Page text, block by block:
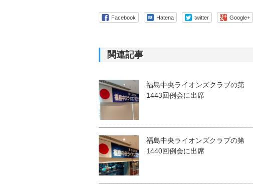
Facebook Hatena twitter Google+
関連記事
福島中央ライオンズクラブの第
1443回例会に出席
福島中央ライオンズクラブの第
1440回例会に出席